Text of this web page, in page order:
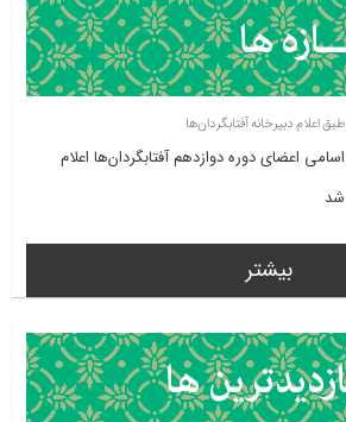
طبق اعلام دبیرخانه آفتابگردان‌ها
اسامی اعضای دوره دوازدهم آفتابگردان‌ها اعلام
شد
بیشتر